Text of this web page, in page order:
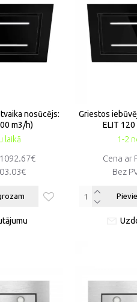
laikā
nosūcējs:
m3/h)
1092.67€
1-2
Griestos
ELIT
Cena ar
Bez